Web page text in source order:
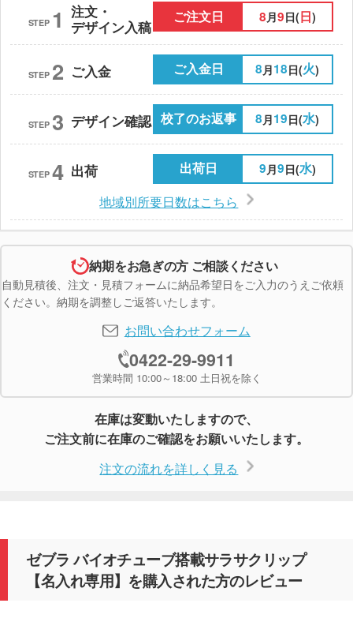
STEP 1 注文・
デザイン入稿
ご注文日 8月9日(日)
STEP 2 ご入金 ご入金日 8 月18日(火)
STEP 3 デザイン確認 校了のお返事 8 月19日(水)
STEP 4 出荷 出荷日 9 月9日(水)
地域別所要日数はこちら
納期をお急ぎの方 ご相談ください
自動見積後、注文・見積フォームに納品希望日をご入力のうえご依頼
ください。納期を調整しご返答いたします。
お問い合わせフォーム
0422-29-9911
営業時間 10:00～18:00 土日祝を除く
在庫は変動いたしますので、
ご注文前に在庫のご確認をお願いいたします。
注文の流れを詳しく見る
ゼブラ バイオチューブ搭載サラサクリップ
【名入れ専用】を購入された方のレビュー